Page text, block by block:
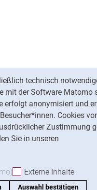
technisch
mit der Software Matomo
erfolgt anonymisiert und
Cookies
Zustimmung
Sie in unseren
akzeptieren
Analyse-Cookies
Externe Inhalte
Auswahl bestätigen